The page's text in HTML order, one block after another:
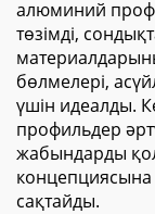
алюминий
төзімді,
бөлмелері,
үшін идеалды.
профильдер
жабындарды
концепциясына
сақтайды.